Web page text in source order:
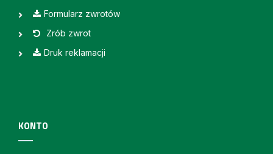
Formularz zwrotów
Zrób zwrot
Druk reklamacji
KONTO